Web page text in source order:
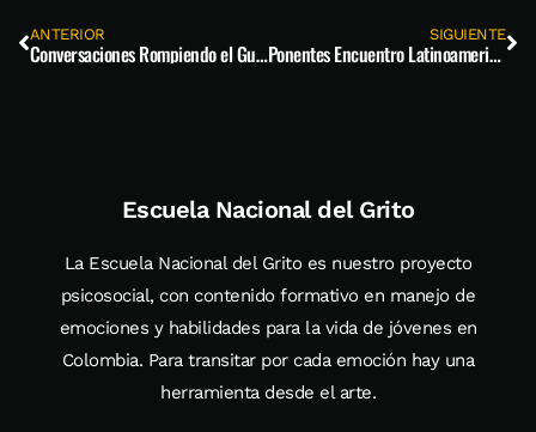
ANTERIOR
Conversaciones Rompiendo el Guion
SIGUIENTE
Ponentes Encuentro Latinoamericano de educación Deeper Learning
Escuela Nacional del Grito
La Escuela Nacional del Grito es nuestro proyecto
psicosocial, con contenido formativo en manejo de
emociones y habilidades para la vida de jóvenes en
Colombia. Para transitar por cada emoción hay una
herramienta desde el arte.